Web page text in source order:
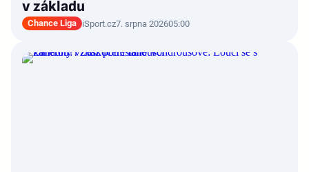
v základu
Chance Liga iSport.cz7. srpna 202605:00